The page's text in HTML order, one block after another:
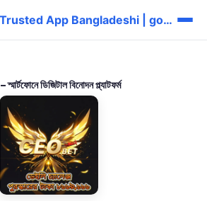
✅ good111 - Trusted App Bangladeshi | good111 bKash বোনাস
ডিজিটাল বিনোদন প্ল্যাটফর্ম